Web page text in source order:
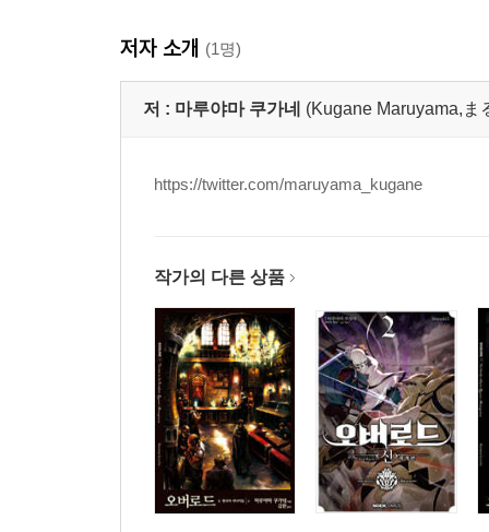
저자 소개 (1명)
저 : 마루야마 쿠가네 (Kugane Maruyama,ま
https://twitter.com/maruyama_kugane
작가의 다른 상품